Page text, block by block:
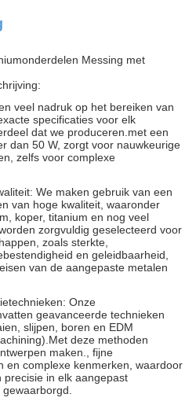
Messing met
veel nadruk op het bereiken van
specificaties voor elk
dat we produceren.met een
dan 50 W, zorgt voor nauwkeurige
zelfs voor complexe
We maken gebruik van een
van hoge kwaliteit, waaronder
koper, titanium en nog veel
zorgvuldig geselecteerd voor
zoals sterkte,
en geleidbaarheid,
van de aangepaste metalen
Onze
geavanceerde technieken
slijpen, boren en EDM
deze methoden
maken., fijne
en complexe kenmerken, waardoor
precisie in elk aangepast